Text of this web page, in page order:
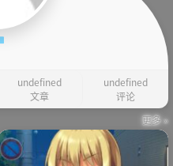
undefined
文章
undefined
评论
更多 »